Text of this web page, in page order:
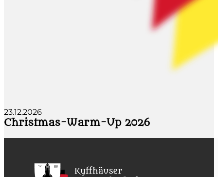
23.12.2026
Christmas-Warm-Up 2026